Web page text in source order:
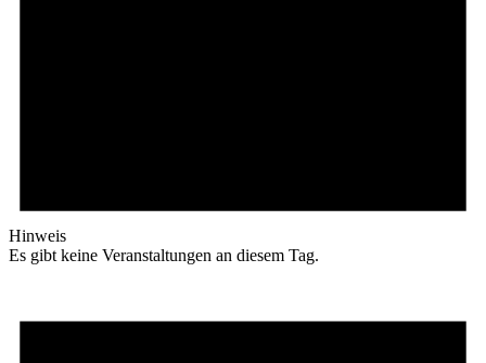
Hinweis
Es gibt keine Veranstaltungen an diesem Tag.